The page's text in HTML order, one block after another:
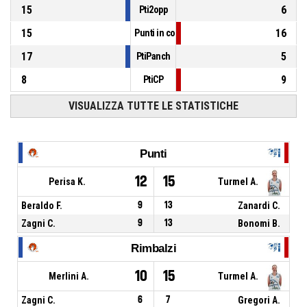
15
Pti2opp
6
15
Punti in contropiede
16
17
PtiPanch
5
8
PtiCP 9
VISUALIZZA TUTTE LE STATISTICHE
Punti
Perisa K. 12 15 Turmel A.
Beraldo F. 9 13
Zanardi C.
Zagni C.
9 13 Bonomi B.
Rimbalzi
Merlini A. 10 15 Turmel A.
Zagni C. 6 7
Gregori A.